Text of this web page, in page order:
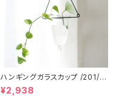
ハンギングガラスカップ /201/ I
NDIA インド
¥2,938